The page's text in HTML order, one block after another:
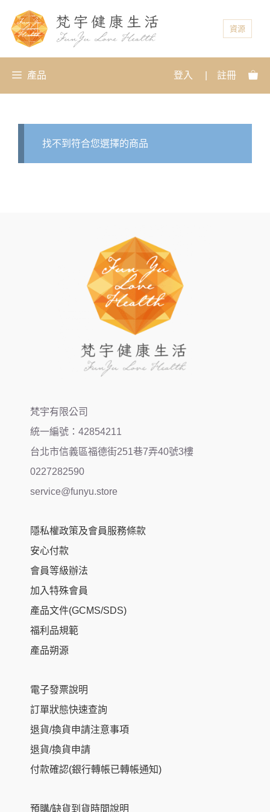
資源
產品 登入 註冊
找不到符合您選擇的商品
梵宇有限公司
統一編號：42854211
台北市信義區福德街251巷7弄40號3樓
0227282590
service@funyu.store
隱私權政策及會員服務條款
安心付款
會員等級辦法
加入特殊會員
產品文件(GCMS/SDS)
福利品規範
產品朔源
電子發票說明
訂單狀態快速查詢
退貨/換貨申請注意事項
退貨/換貨申請
付款確認(銀行轉帳已轉帳通知)
預購/缺貨到貨時間說明